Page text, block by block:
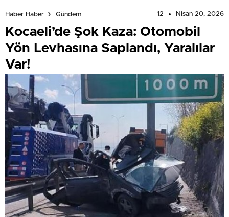
Haber Haber Gündem 12 Nisan 20, 2026
Kocaeli’de Şok Kaza: Otomobil
Yön Levhasına Saplandı, Yaralılar
Var!